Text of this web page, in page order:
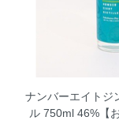
ナンバーエイトジ
ル 750ml 46%【